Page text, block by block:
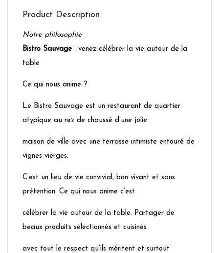
Product Description
Notre philosophie
Bistro Sauvage : venez célébrer la vie autour de la
table
Ce qui nous anime ?
Le Bistro Sauvage est un restaurant de quartier
atypique au rez de chaussé d’une jolie
maison de ville avec une terrasse intimiste entouré de
vignes vierges.
C’est un lieu de vie convivial, bon vivant et sans
prétention. Ce qui nous anime c’est
célébrer la vie autour de la table. Partager de
beaux produits sélectionnés et cuisinés
avec tout le respect qu’ils méritent et surtout